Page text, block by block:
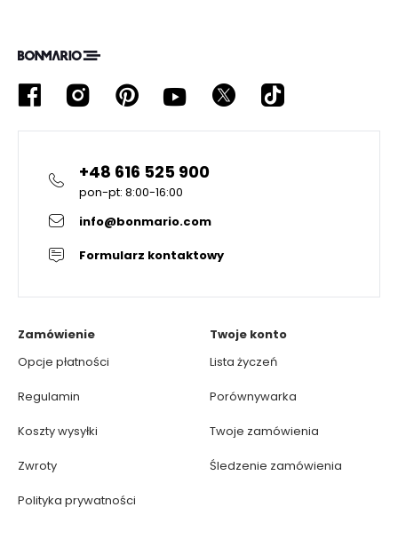
+48 616 525 900
pon-pt: 8:00-16:00
info@bonmario.com
Formularz kontaktowy
Zamówienie
Opcje płatności
Regulamin
Koszty wysyłki
Zwroty
Polityka prywatności
Twoje konto
Lista życzeń
Porównywarka
Twoje zamówienia
Śledzenie zamówienia